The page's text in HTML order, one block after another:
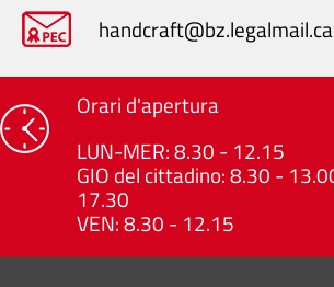
Orari d'apertura
LUN-MER: 8.30 - 12.15
GIO del cittadino: 8.30 -
17.30
VEN: 8.30 - 12.15